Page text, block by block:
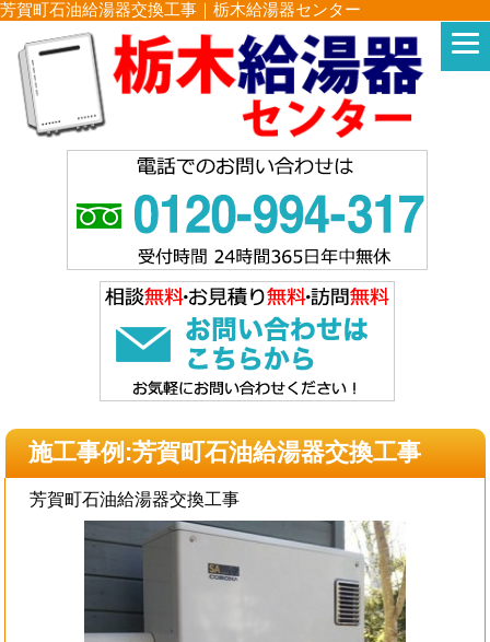
芳賀町石油給湯器交換工事｜栃木給湯器センター
施工事例:芳賀町石油給湯器交換工事
芳賀町石油給湯器交換工事